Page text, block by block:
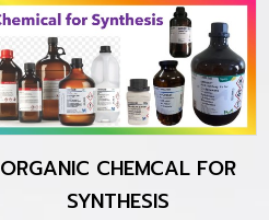
ORGANIC CHEMCAL FOR
SYNTHESIS